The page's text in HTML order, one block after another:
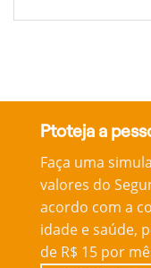
Ptoteja a
Faça uma
valores do
acordo com a
idade e saúde,
de R$ 15 por